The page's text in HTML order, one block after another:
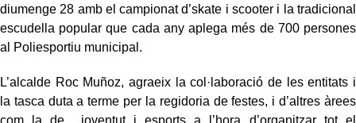
diumenge 28 amb el campionat d’skate i scooter i la tradicional
escudella popular que cada any aplega més de 700 persones
al Poliesportiu municipal.
L’alcalde Roc Muñoz, agraeix la col·laboració de les entitats i
la tasca duta a terme per la regidoria de festes, i d’altres àrees
com la de joventut i esports a l’hora d’organitzar tot el